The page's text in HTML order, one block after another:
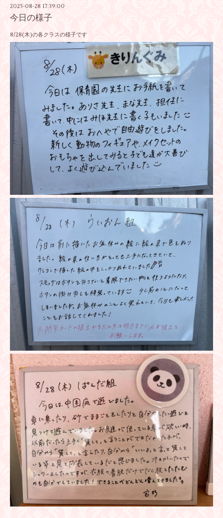
2025-08-28 17:39:00
今日の様子
8/28(木)の各クラスの様子です